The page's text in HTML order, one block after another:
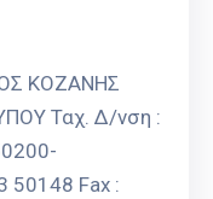
ΚΟΖΑΝΗΣ
Ταχ. Δ/νση :
50148 Fax :